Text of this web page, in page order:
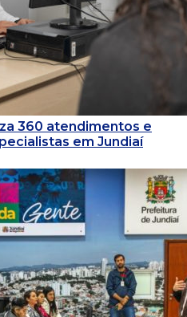
360 atendimentos e
em Jundiaí